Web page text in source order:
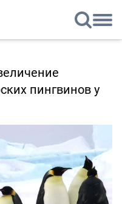
пингвинов у